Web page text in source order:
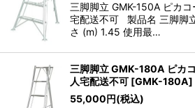
三脚脚立 GMK-150A ピカ
宅配送不可 製品名 三脚脚
さ (m) 1.45 使用最…
三脚脚立 GMK-180A ピカ
人宅配送不可 [GMK-180A]
55,000円(税込)